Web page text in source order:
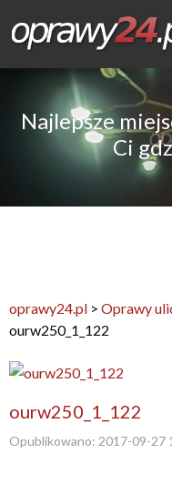
Najlepsze
Ci
oprawy24.pl > Oprawy
ourw250_1_122
ourw250_1_122
Opublikowano: 2017-09-27